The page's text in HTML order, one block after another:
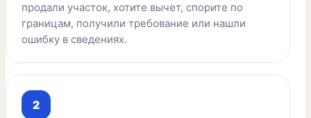
продали участок, хотите вычет, спорите по
границам, получили требование или нашли
ошибку в сведениях.